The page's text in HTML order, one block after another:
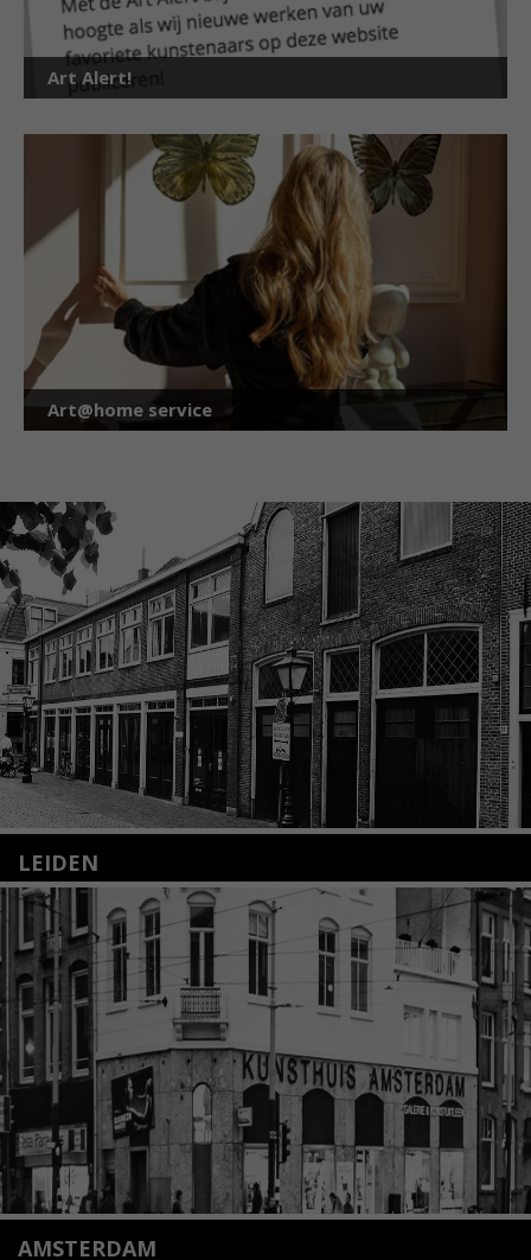
Art Alert!
Art@home service
LEIDEN
Nieuwstraat 35
2312 KA Leiden
+31(0)71 – 52 84 480
info@kunsthuisleiden.nl
Lees meer
AMSTERDAM